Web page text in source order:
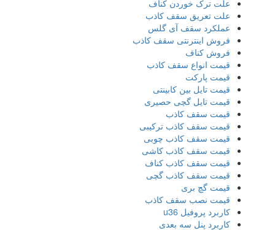
علت ترک خوردن کناف
علت تعریق سقف کاذب
عملکرد سقف آی گلس
فروش اینترنتی سقف کاذب
فروش کناف
قیمت انواع سقف کاذب
قیمت پارکت
قیمت تایل بین کابینتی
قیمت تایل گچی حصیری
قیمت سقف کاذب
قیمت سقف کاذب ترکیبی
قیمت سقف کاذب چوبی
قیمت سقف کاذب کاشی
قیمت سقف کاذب کناف
قیمت سقف کاذب گچی
قیمت گچ بری
قیمت نصب سقف کاذب
کاربرد پروفیل u36
کاربرد پنل سه بعدی